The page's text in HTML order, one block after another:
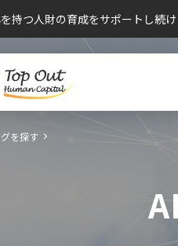
持つ人財の育成をサポートし続
を探す